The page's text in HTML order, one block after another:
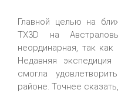
Главной целью на
TX3D на
неординарная, так
Недавняя
смогла
районе. Точнее